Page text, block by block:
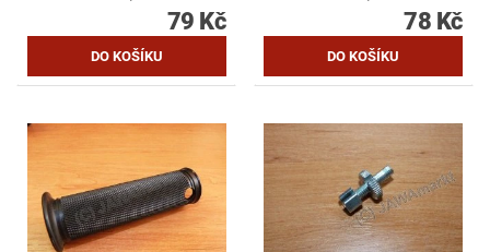
79 Kč 78 Kč